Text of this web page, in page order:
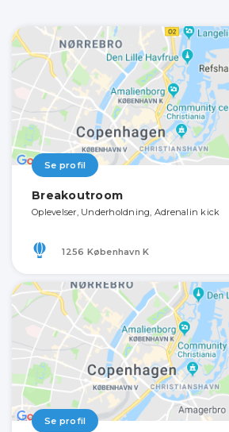
Se profil
Breakoutroom
Oplevelser, Underholdning, Adrenalin kick
1256 København K
Se profil